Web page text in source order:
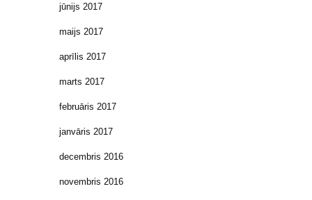
jūnijs 2017
maijs 2017
aprīlis 2017
marts 2017
februāris 2017
janvāris 2017
decembris 2016
novembris 2016